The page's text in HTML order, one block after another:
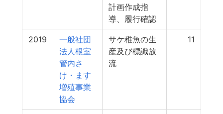
計画作成指
導、履行確認
2019
一般社団
法人根室
管内さ
け・ます
増殖事業
協会
サケ稚魚の生
産及び標識放
流
11